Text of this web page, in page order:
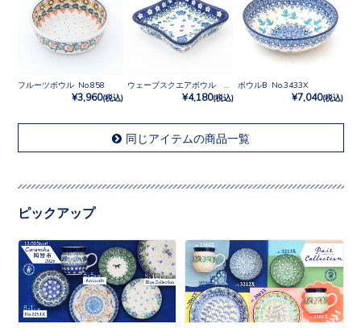
フルーツボウル No.858
¥3,960(税込) ¥4,180(税込)
ボウルB No.3433X
¥7,040(税込)
同じアイテムの商品一覧
ピックアップ